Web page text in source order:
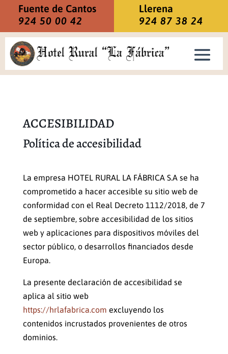
Fuente de Cantos
924 50 00 42
Llerena
924 87 38 24
ACCESIBILIDAD
Política de accesibilidad
La empresa HOTEL RURAL LA FÁBRICA S.A se ha
comprometido a hacer accesible su sitio web de
conformidad con el Real Decreto 1112/2018, de 7
de septiembre, sobre accesibilidad de los sitios
web y aplicaciones para dispositivos móviles del
sector público, o desarrollos financiados desde
Europa.
La presente declaración de accesibilidad se
aplica al sitio web
https://hrlafabrica.com excluyendo los
contenidos incrustados provenientes de otros
dominios.